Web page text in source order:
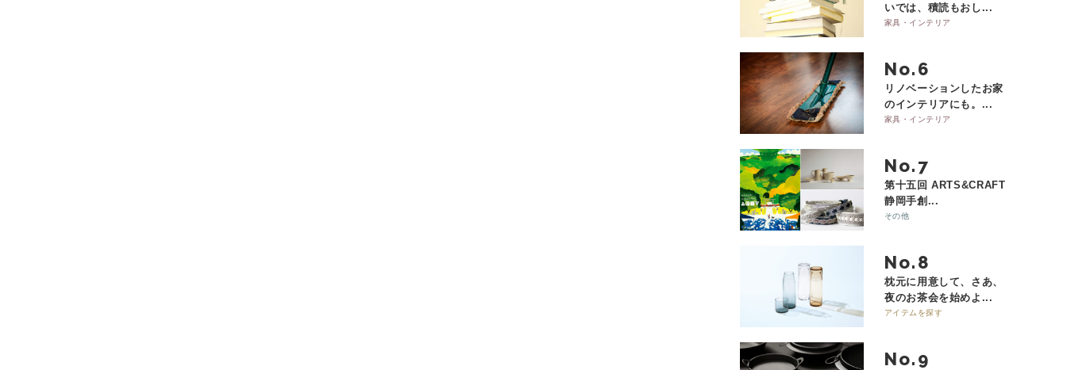
いでは、積読もおし...
家具・インテリア
No.
リノベーションしたお家
のインテリアにも。...
家具・インテリア
No.
第十五回 ARTS&CRAFT
静岡手創...
その他
No.
枕元に用意して、さあ、
夜のお茶会を始めよ...
アイテムを探す
No.